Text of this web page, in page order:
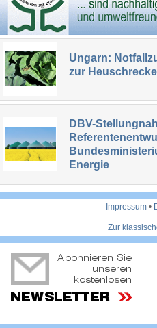
Ungarn:
zur
DBV-
Energie
Impressum •
Zur